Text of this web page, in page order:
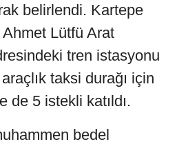
belirlendi. Kartepe
Lütfü Arat
tren istasyonu
taksi durağı için
de 5 istekli katıldı.
bedel